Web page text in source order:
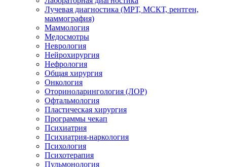
Лучевая диагностика (МРТ, МСКТ, рентген,
маммография)
Маммология
Медосмотры
Неврология
Нейрохирургия
Нефрология
Общая хирургия
Онкология
Оториноларингология (ЛОР)
Офтальмология
Пластическая хирургия
Программы чекап
Психиатрия
Психиатрия-наркология
Психология
Психотерапия
Пульмонология